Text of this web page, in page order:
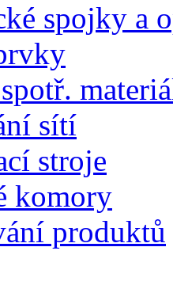
spojky a
sítí
stroje
komory
produktů